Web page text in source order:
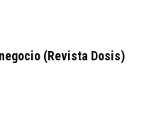
(Revista Dosis)